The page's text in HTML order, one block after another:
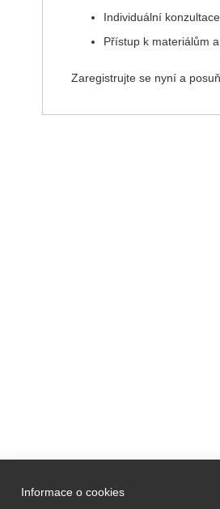
Individuální
Přístup k materiálům
Zaregistrujte se nyní a
Informace o cookies